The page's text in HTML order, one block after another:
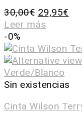
30,00€ 29,95€
Leer más
-0%
Sin existencias
Cinta Wilson